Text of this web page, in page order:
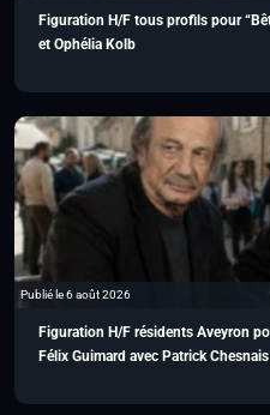
Figuration H/F tous profils pour
et Ophélia Kolb
Publié le 6 août 2026
Figuration H/F résidents Aveyron
Félix Guimard avec Patrick